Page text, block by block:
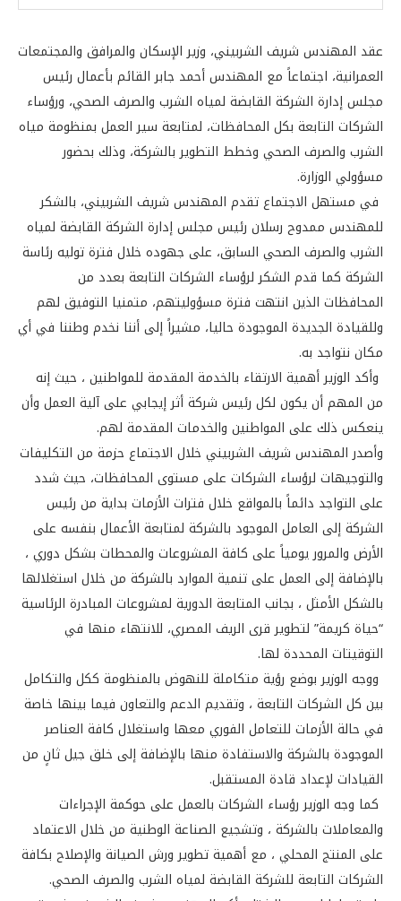
عقد المهندس شريف الشربيني، وزير الإسكان والمرافق والمجتمعات
العمرانية، اجتماعاً مع المهندس أحمد جابر القائم بأعمال رئيس
مجلس إدارة الشركة القابضة لمياه الشرب والصرف الصحي، ورؤساء
الشركات التابعة بكل المحافظات، لمتابعة سير العمل بمنظومة مياه
الشرب والصرف الصحي وخطط التطوير بالشركة، وذلك بحضور
مسؤولي الوزارة.
في مستهل الاجتماع تقدم المهندس شريف الشربيني، بالشكر
للمهندس ممدوح رسلان رئيس مجلس إدارة الشركة القابضة لمياه
الشرب والصرف الصحي السابق، على جهوده خلال فترة توليه رئاسة
الشركة كما قدم الشكر لرؤساء الشركات التابعة بعدد من
المحافظات الذين انتهت فترة مسؤوليتهم، متمنيا التوفيق لهم
وللقيادة الجديدة الموجودة حاليا، مشيراً إلى أننا نخدم وطننا في أي
مكان نتواجد به.
وأكد الوزير أهمية الارتقاء بالخدمة المقدمة للمواطنين ، حيث إنه
من المهم أن يكون لكل رئيس شركة أثر إيجابي على آلية العمل وأن
ينعكس ذلك على المواطنين والخدمات المقدمة لهم.
وأصدر المهندس شريف الشربيني خلال الاجتماع حزمة من التكليفات
والتوجيهات لرؤساء الشركات على مستوى المحافظات، حيث شدد
على التواجد دائماً بالمواقع خلال فترات الأزمات بداية من رئيس
الشركة إلى العامل الموجود بالشركة لمتابعة الأعمال بنفسه على
الأرض والمرور يومياً على كافة المشروعات والمحطات بشكل دوري ،
بالإضافة إلى العمل على تنمية الموارد بالشركة من خلال استغلالها
بالشكل الأمثل ، بجانب المتابعة الدورية لمشروعات المبادرة الرئاسية
“حياة كريمة” لتطوير قرى الريف المصري، للانتهاء منها في
التوقيتات المحددة لها.
ووجه الوزير بوضع رؤية متكاملة للنهوض بالمنظومة ككل والتكامل
بين كل الشركات التابعة ، وتقديم الدعم والتعاون فيما بينها خاصة
في حالة الأزمات للتعامل الفوري معها واستغلال كافة العناصر
الموجودة بالشركة والاستفادة منها بالإضافة إلى خلق جيل ثانٍ من
القيادات لإعداد قادة المستقبل.
كما وجه الوزير رؤساء الشركات بالعمل على حوكمة الإجراءات
والمعاملات بالشركة ، وتشجيع الصناعة الوطنية من خلال الاعتماد
على المنتج المحلي ، مع أهمية تطوير ورش الصيانة والإصلاح بكافة
الشركات التابعة للشركة القابضة لمياه الشرب والصرف الصحي.